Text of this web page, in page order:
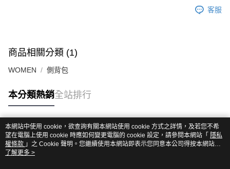
客服
商品相關分類 (1)
WOMEN 側背包
本分類熱銷全站排行
熱門標籤
本網站中使用 cookie，欲查詢有關本網站使用 cookie 方式之詳情，及若您不希
望在電腦上使用 cookie 時應如何變更電腦的 cookie 設定，請參閱本網站「 隱私
權條款 」之 Cookie 聲明。您繼續使用本網站即表示您同意本公司得按本網站使
用條款之 Cookie 聲明使用 cookie。
了解更多 >